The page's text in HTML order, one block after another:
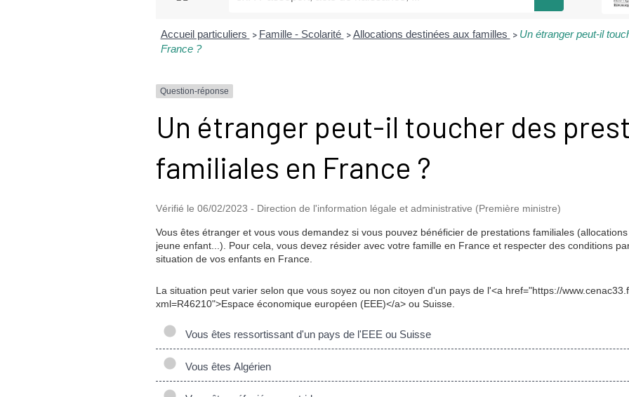
Accueil particuliers > Famille - Scolarité > Allocations destinées aux familles > Un étranger peut-il
France ?
Question-réponse
Un étranger peut-il toucher des
familiales en France ?
Vérifié le 06/02/2023 - Direction de l'information légale et administrative (Première ministre)
Vous êtes étranger et vous vous demandez si vous pouvez bénéficier de prestations familiales
jeune enfant...). Pour cela, vous devez résider avec votre famille en France et respecter des conditions
situation de vos enfants en France.
La situation peut varier selon que vous soyez ou non citoyen d'un pays de l'<a href="https://
xml=R46210">Espace économique européen (EEE)</a> ou Suisse.
Vous êtes ressortissant d'un pays de l'EEE ou Suisse
Vous êtes Algérien